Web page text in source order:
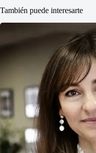
También puede interesarte